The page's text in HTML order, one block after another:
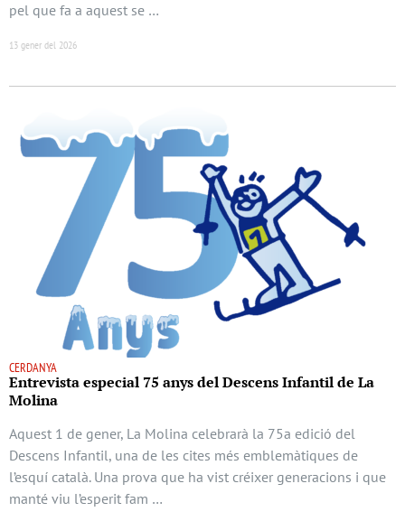
pel que fa a aquest se …
13 gener del 2026
CERDANYA
Entrevista especial 75 anys del Descens Infantil de La
Molina
Aquest 1 de gener, La Molina celebrarà la 75a edició del
Descens Infantil, una de les cites més emblemàtiques de
l’esquí català. Una prova que ha vist créixer generacions i que
manté viu l’esperit fam …